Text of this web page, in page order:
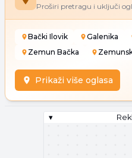
Proširi pretragu i uključi
Bački Ilovik Galenika
Zemun Bačka
Prikaži više oglasa
▾